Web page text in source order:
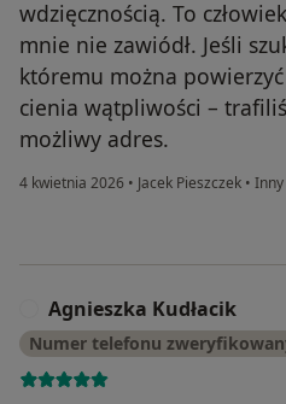
wdzięcznością. To
mnie nie zawiódł. Jeśli
któremu można
cienia wątpliwości –
możliwy adres.
4 kwietnia 2026 • Jacek Pieszczek • Inny
Agnieszka Kudłacik
Numer telefonu